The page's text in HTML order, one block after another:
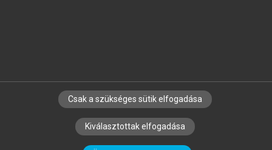
SZERZŐKNEK CÉGEKNEK KÖNYVTÁROSOKNAK
SZERKESZTÉSI ÉS LEKTORÁLÁSI ALAPELVEK
Csak a szükséges sütik elfogadása
Kiválasztottak elfogadása